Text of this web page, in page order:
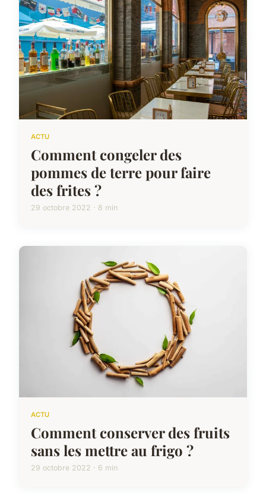
ACTU
Comment congeler des
pommes de terre pour faire
des frites ?
29 octobre 2022 · 8 min
ACTU
Comment conserver des fruits
sans les mettre au frigo ?
29 octobre 2022 · 6 min